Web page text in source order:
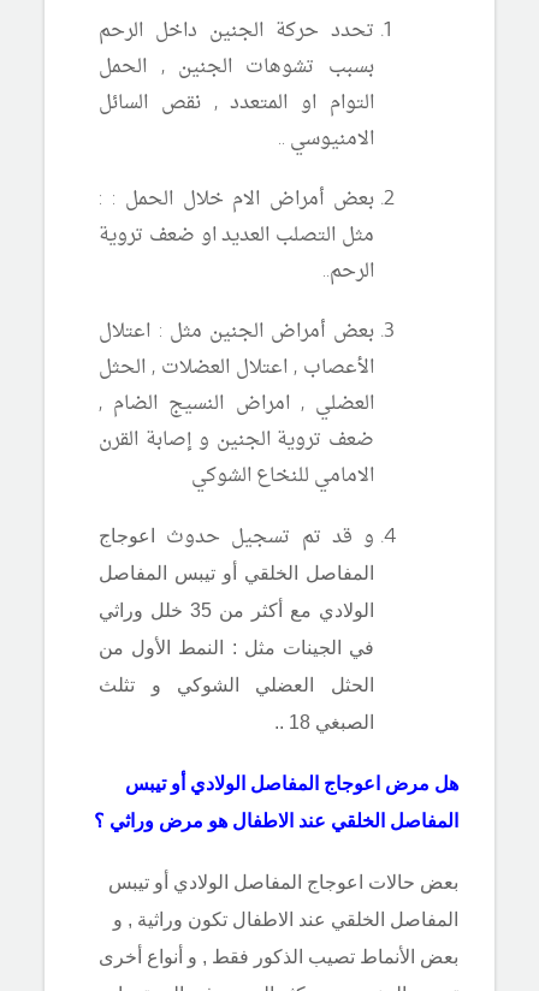
تحدد حركة الجنين داخل الرحم
بسبب تشوهات الجنين , الحمل
التوام او المتعدد , نقص السائل
الامنيوسي ..
بعض أمراض الام خلال الحمل : :
مثل التصلب العديد او ضعف تروية
الرحم..
بعض أمراض الجنين مثل : اعتلال
الأعصاب , اعتلال العضلات , الحثل
العضلي , امراض النسيج الضام ,
ضعف تروية الجنين و إصابة القرن
الامامي للنخاع الشوكي
و قد تم تسجيل حدوث
اعوجاج
المفاصل الخلقي أو تيبس المفاصل
الولادي مع أكثر من 35 خلل وراثي
في الجينات مثل : النمط الأول من
الحثل العضلي الشوكي و تثلث
الصبغي 18 ..
هل مرض اعوجاج المفاصل الولادي أو تيبس
المفاصل الخلقي عند الاطفال هو مرض وراثي ؟
بعض حالات اعوجاج المفاصل الولادي أو تيبس
المفاصل الخلقي عند الاطفال تكون وراثية , و
بعض الأنماط تصيب الذكور فقط , و أنواع أخرى